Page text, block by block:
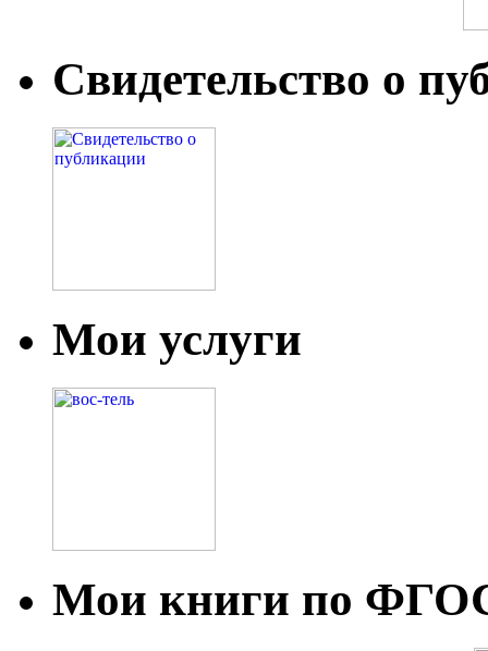
Свидетельство о
Мои услуги
Мои книги по